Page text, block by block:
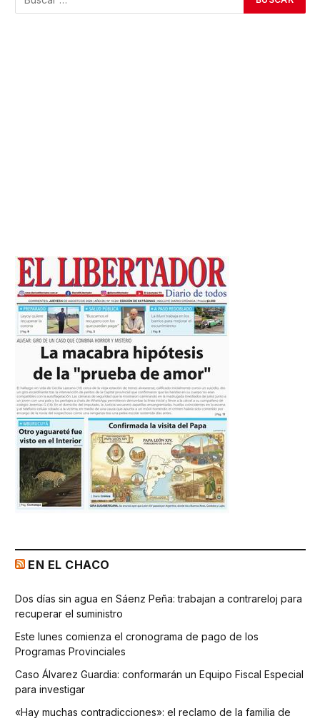
EN EL CHACO
Dos días sin agua en Sáenz Peña: trabajan a contrareloj para
recuperar el suministro
Este lunes comienza el cronograma de pago de los
Programas Provinciales
Caso Álvarez Guardia: conformarán un Equipo Fiscal Especial
para investigar
«Hay muchas contradicciones»: el reclamo de la familia de